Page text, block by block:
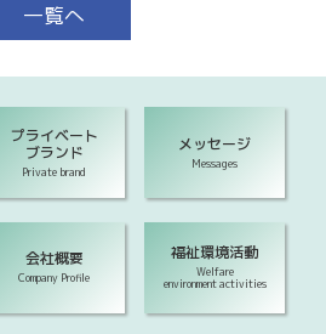
一覧へ
プライベート
ブランド
Private brand
メッセージ
Messages
会社概要
Company Profile
福祉環境活動
Welfare
environment activities